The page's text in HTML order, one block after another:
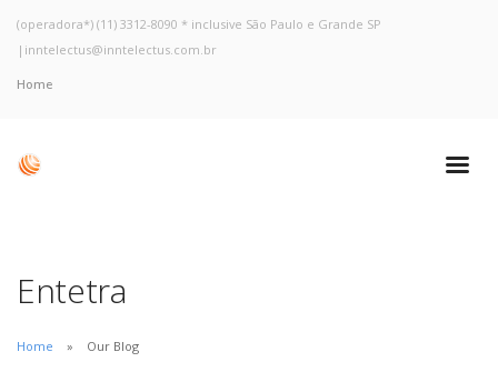
(operadora*) (11) 3312-8090 * inclusive São Paulo e Grande SP
| inntelectus@inntelectus.com.br
Home
Entetra
Home Our Blog